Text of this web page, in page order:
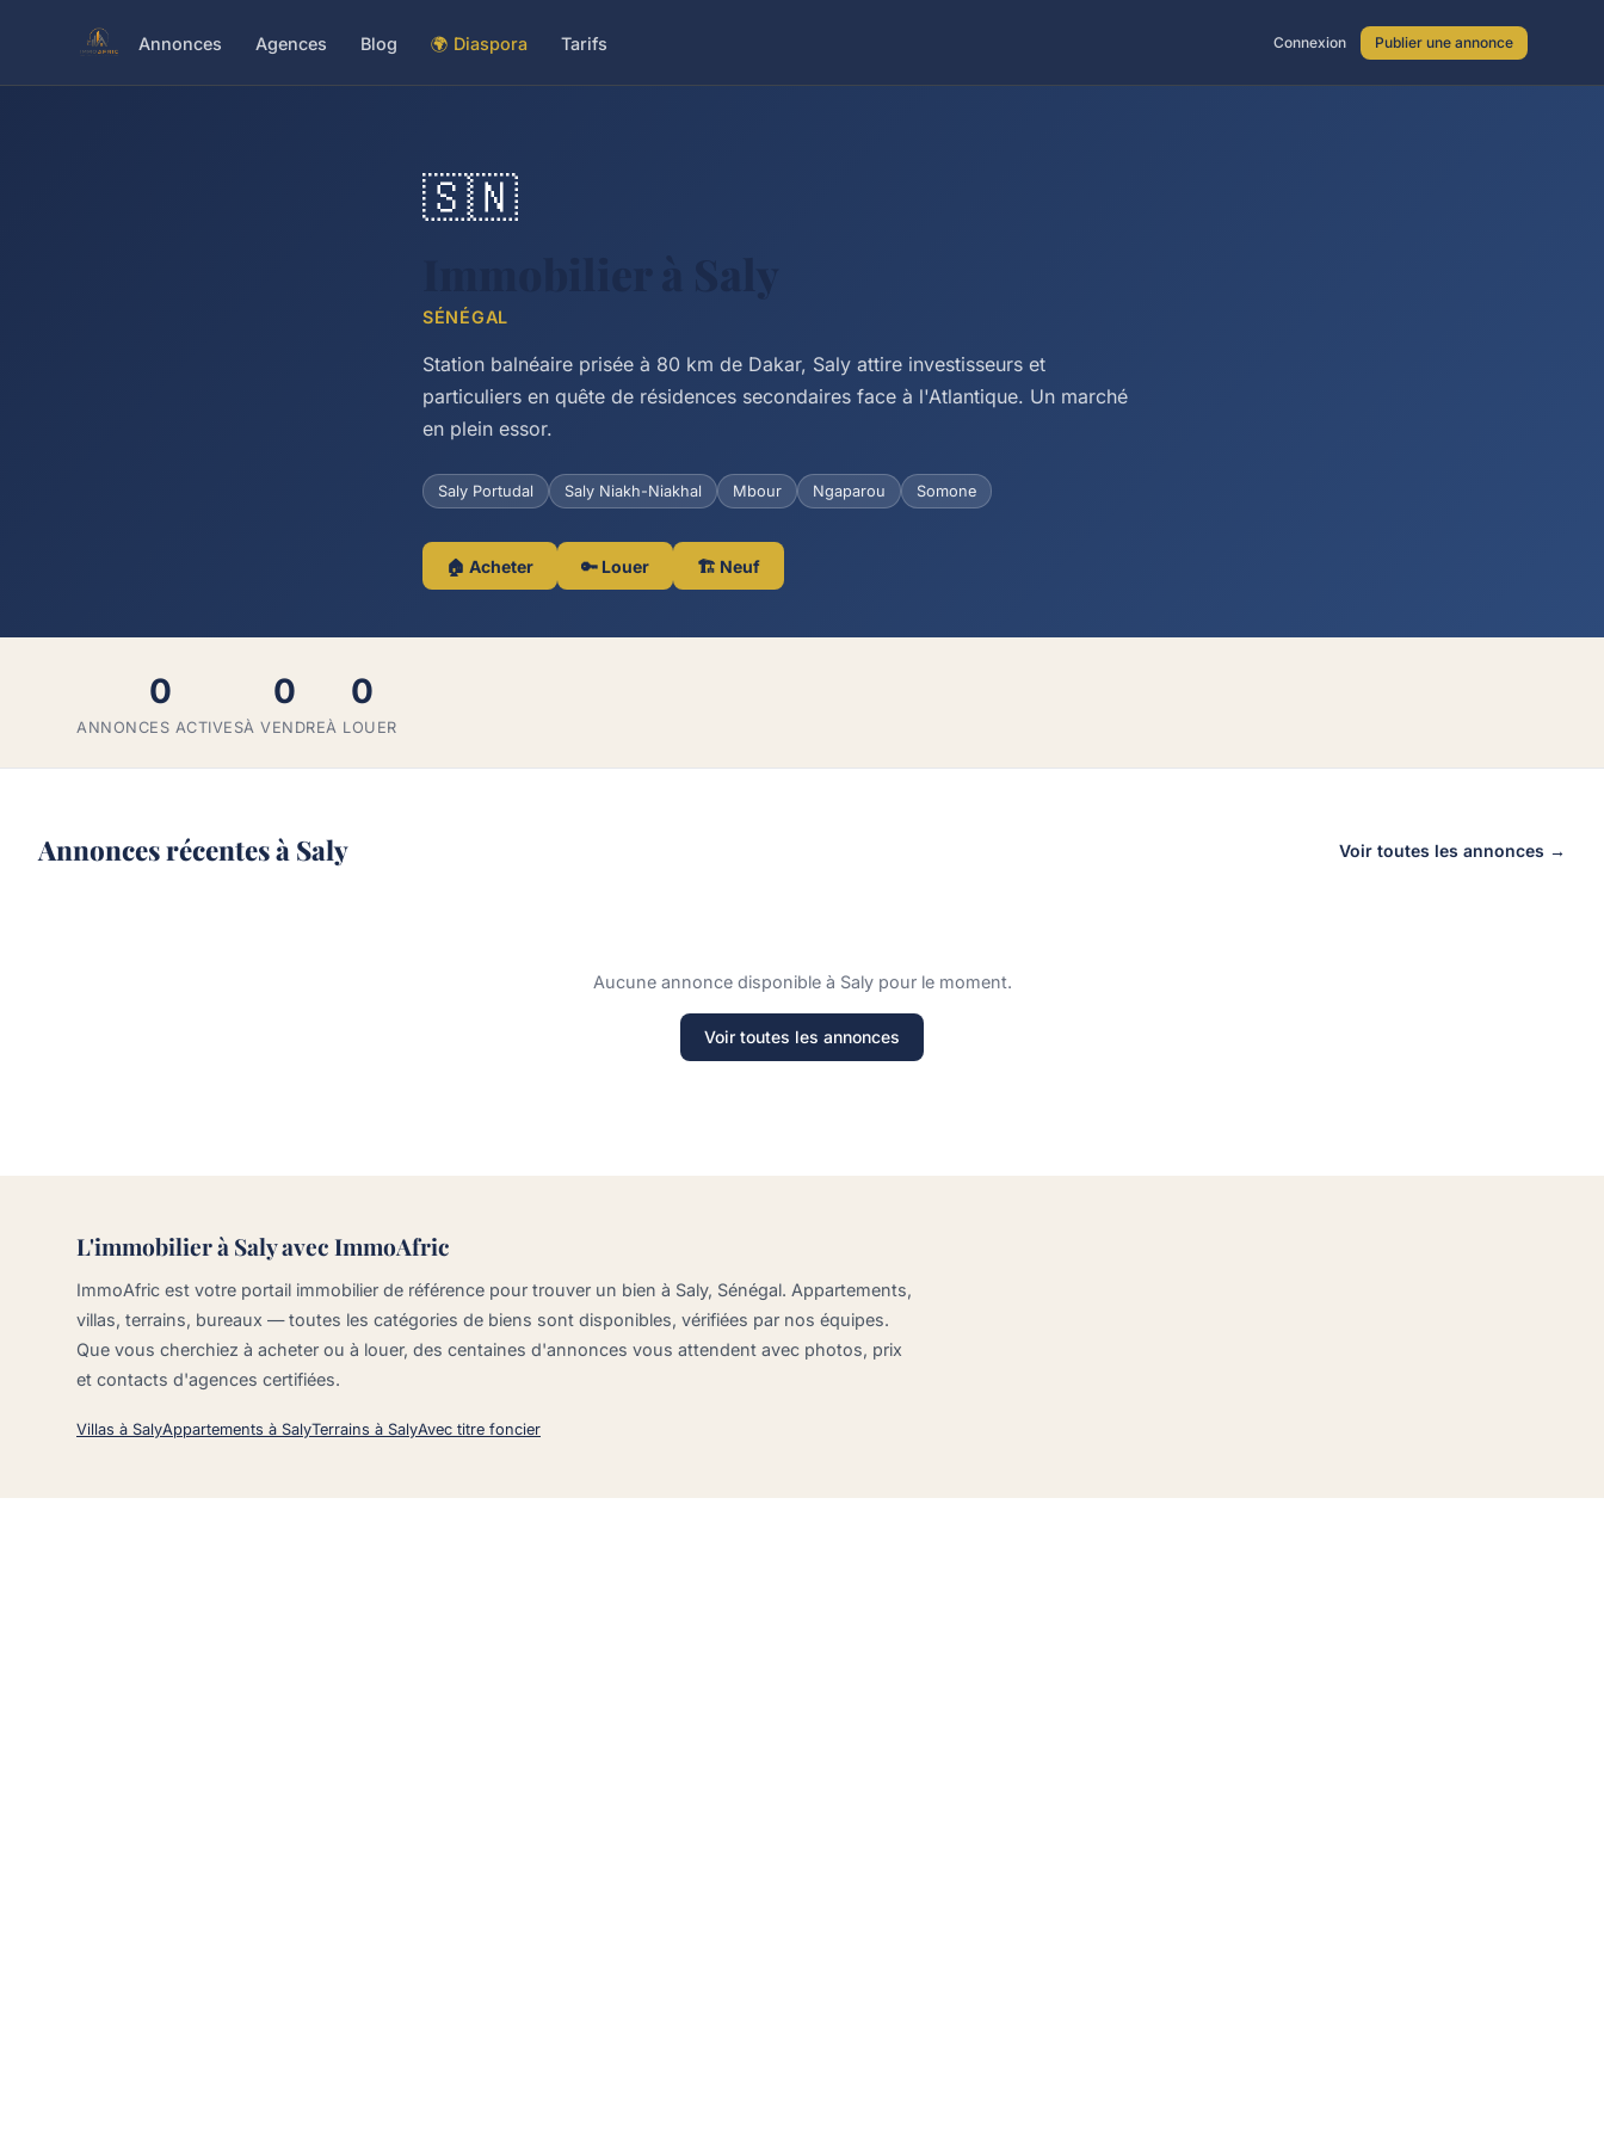
Annonces Agences Blog 🌍 Diaspora Tarifs Connexion Publier une annonce
🇸🇳
SÉNÉGAL
Station balnéaire prisée à 80 km de Dakar, Saly attire investisseurs et
particuliers en quête de résidences secondaires face à l'Atlantique. Un marché
en plein essor.
Saly Portudal Saly Niakh-Niakhal Mbour Ngaparou Somone
🏠 Acheter 🔑 Louer 🏗️ Neuf
0
ANNONCES ACTIVES
0
À VENDRE
0
À LOUER
Annonces récentes à Saly Voir toutes les annonces →
Aucune annonce disponible à Saly pour le moment.
Voir toutes les annonces
L'immobilier à Saly avec ImmoAfric
ImmoAfric est votre portail immobilier de référence pour trouver un bien à Saly, Sénégal. Appartements,
villas, terrains, bureaux — toutes les catégories de biens sont disponibles, vérifiées par nos équipes.
Que vous cherchiez à acheter ou à louer, des centaines d'annonces vous attendent avec photos, prix
et contacts d'agences certifiées.
Villas à SalyAppartements à SalyTerrains à SalyAvec titre foncier